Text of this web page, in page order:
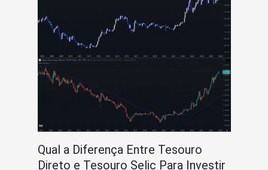
Qual a Diferença Entre Tesouro
Direto e Tesouro Selic Para Investir